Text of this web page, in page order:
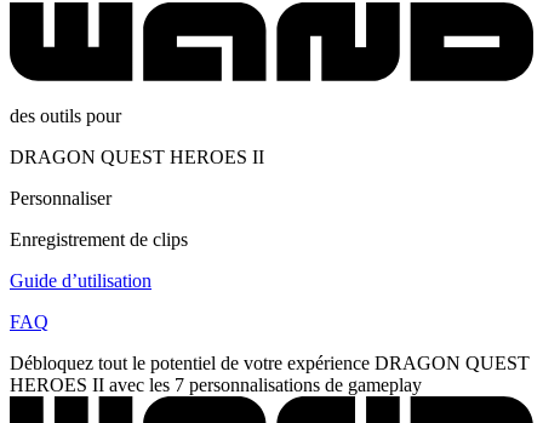
des outils pour
DRAGON QUEST HEROES II
Personnaliser
Enregistrement de clips
Guide d’utilisation
FAQ
Débloquez tout le potentiel de votre expérience DRAGON QUEST
HEROES II avec les 7 personnalisations de gameplay